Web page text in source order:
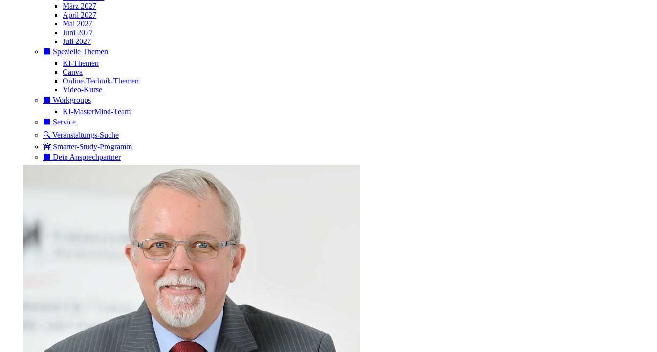
März 2027
April 2027
Mai 2027
Juni 2027
Juli 2027
⬛️ Spezielle Themen
KI-Themen
Canva
Online-Technik-Themen
Video-Kurse
⬛️ Workgroups
KI-MasterMind-Team
⬛️ Service
🔍 Veranstaltungs-Suche
🚧 Smarter-Study-Programm
⬛️ Dein Ansprechpartner